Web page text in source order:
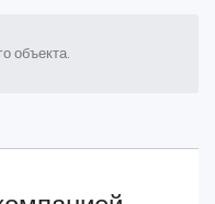
объекта.